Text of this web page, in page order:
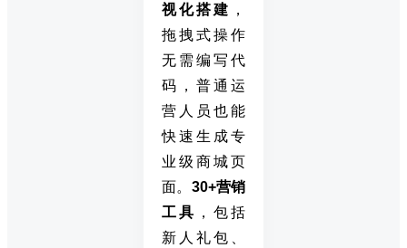
视化搭建 ，
拖拽式操作
无需编写代
码，普通运
营人员也能
快速生成专
业级商城页
面。 30+营销
工具 ，包括
新人礼包、